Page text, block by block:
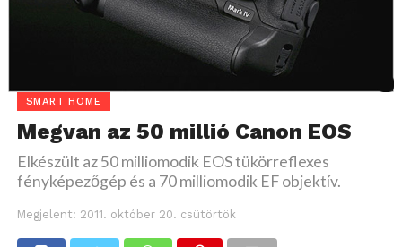
SMART HOME
Megvan az 50 millió Canon EOS
Elkészült az 50 milliomodik EOS tükörreflexes
fényképezőgép és a 70 milliomodik EF objektív.
Megjelent: 2011. október 20. csütörtök